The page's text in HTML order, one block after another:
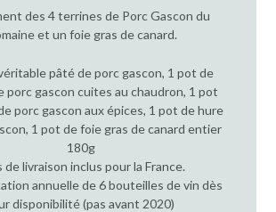
des 4 terrines de Porc Gascon du
et un foie gras de canard.
pâté de porc gascon, 1 pot de
porc gascon cuites au chaudron, 1 pot
porc gascon aux épices, 1 pot de hure
1 pot de foie gras de canard entier
180g
de livraison inclus pour la France.
annuelle de 6 bouteilles de vin dès
disponibilité (pas avant 2020)